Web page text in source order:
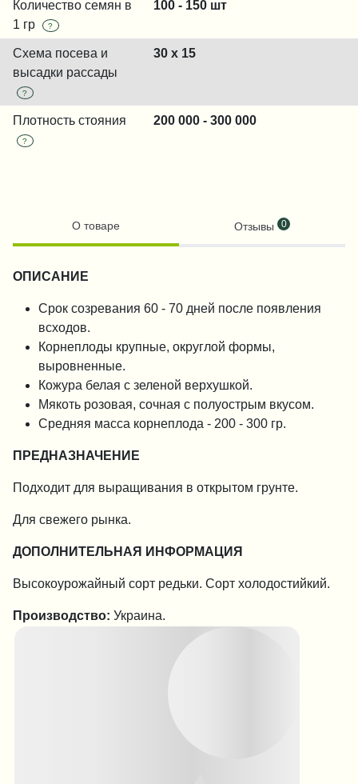
Количество семян в
1 гр
?
100 - 150 шт
Схема посева и
высадки рассады
?
30 х 15
Плотность стояния
?
200 000 - 300 000
О товаре Отзывы 0
ОПИСАНИЕ
Срок созревания 60 - 70 дней после появления
всходов.
Корнеплоды крупные, округлой формы,
выровненные.
Кожура белая с зеленой верхушкой.
Мякоть розовая, сочная с полуострым вкусом.
Средняя масса корнеплода - 200 - 300 гр.
ПРЕДНАЗНАЧЕНИЕ
Подходит для выращивания в открытом грунте.
Для свежего рынка.
ДОПОЛНИТЕЛЬНАЯ ИНФОРМАЦИЯ
Высокоурожайный сорт редьки. Сорт холодостийкий.
Производство: Украина.